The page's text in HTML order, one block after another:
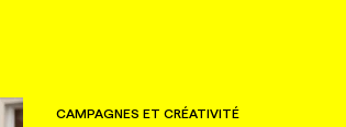
CAMPAGNES ET CRÉATIVITÉ